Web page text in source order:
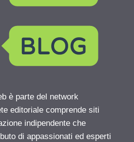
è parte del network
editoriale comprende siti
indipendente che
di appassionati ed esperti